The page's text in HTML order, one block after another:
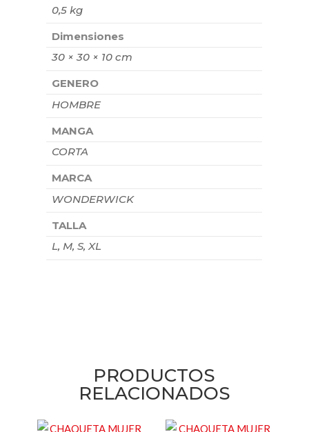
0,5 kg
Dimensiones
30 × 30 × 10 cm
GENERO
HOMBRE
MANGA
CORTA
MARCA
WONDERWICK
TALLA
L, M, S, XL
PRODUCTOS
RELACIONADOS